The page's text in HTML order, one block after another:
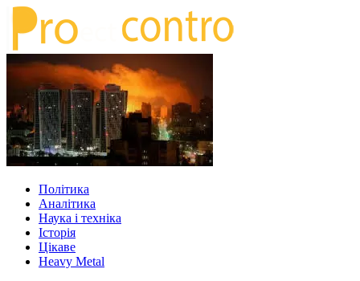
Політика
Аналітика
Наука і техніка
Історія
Цікаве
Heavy Metal